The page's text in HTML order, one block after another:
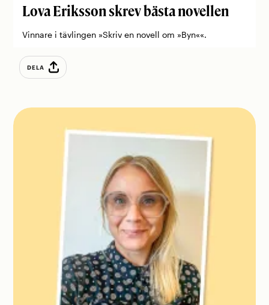
Lova Eriksson skrev bästa novellen
Vinnare i tävlingen »Skriv en novell om »Byn««.
DELA